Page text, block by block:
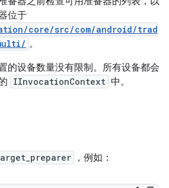
位于
core/src/com/android/trad
。
的设备数量没有限制。所有设备都会
IInvocationContext 中。
，例如：